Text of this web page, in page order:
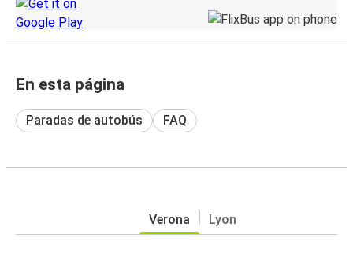
En esta página
Paradas de autobús FAQ
Verona Lyon